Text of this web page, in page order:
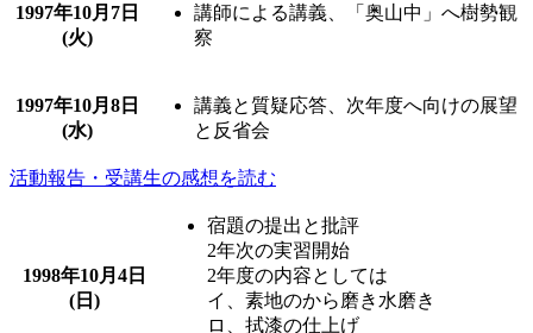
1997年10月7日
(火)
講師による講義、「奥山中」へ樹勢観
察
1997年10月8日
(水)
講義と質疑応答、次年度へ向けの展望
と反省会
活動報告・受講生の感想を読む
1998年10月4日
(日)
宿題の提出と批評
2年次の実習開始
2年度の内容としては
イ、素地のから磨き水磨き
ロ、拭漆の仕上げ